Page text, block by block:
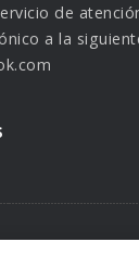
de
a la